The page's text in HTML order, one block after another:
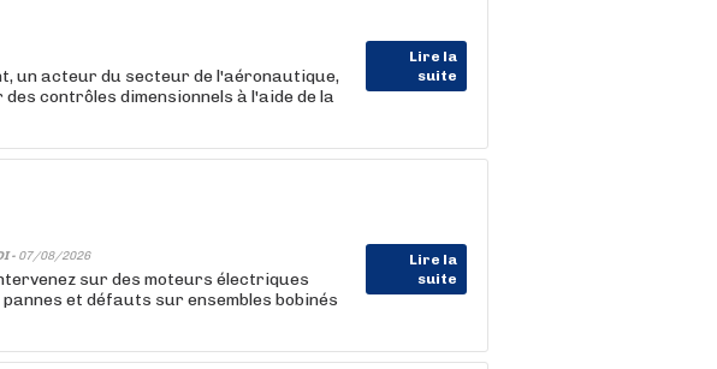
Lire la
suite
un acteur du secteur de l'aéronautique,
contrôles dimensionnels à l'aide de la
- 07/08/2026
Lire la
suite
sur des moteurs électriques
et défauts sur ensembles bobinés